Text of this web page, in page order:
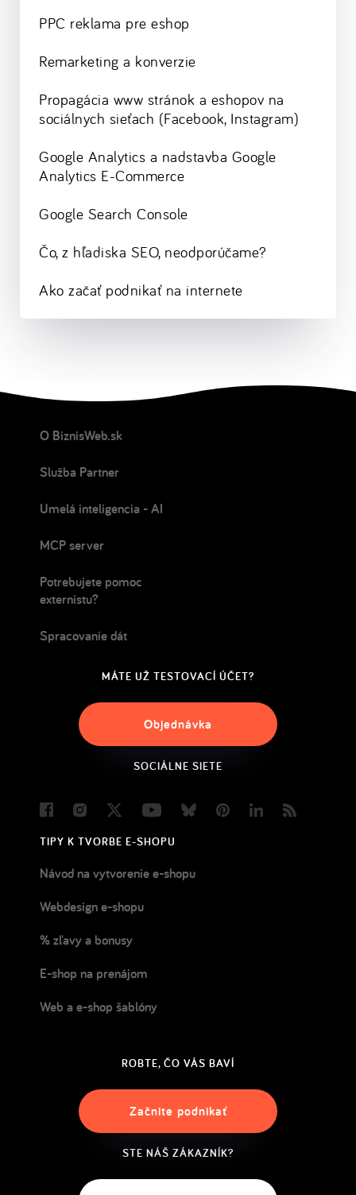
PPC reklama pre eshop
Remarketing a konverzie
Propagácia www stránok a eshopov na
sociálnych sieťach (Facebook, Instagram)
Google Analytics a nadstavba Google
Analytics E-Commerce
Google Search Console
Čo, z hľadiska SEO, neodporúčame?
Ako začať podnikať na internete
O BiznisWeb.sk
Služba Partner
Umelá inteligencia - AI
MCP server
Potrebujete pomoc
externistu?
Spracovanie dát
MÁTE UŽ TESTOVACÍ ÚČET?
Objednávka
SOCIÁLNE SIETE
FacebookInstagram
Twitter YoutubeBlueskyPinterestLinkedIn
TIPY K TVORBE E-SHOPU
Návod na vytvorenie e-shopu
Webdesign e-shopu
% zľavy a bonusy
E-shop na prenájom
Web a e-shop šablóny
ROBTE, ČO VÁS BAVÍ
Začnite podnikať
STE NÁŠ ZÁKAZNÍK?